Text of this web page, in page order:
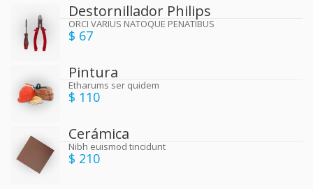
Destornillador Philips
ORCI VARIUS NATOQUE PENATIBUS
$ 67
Pintura
Etharums ser quidem
$ 110
Cerámica
Nibh euismod tincidunt
$ 210